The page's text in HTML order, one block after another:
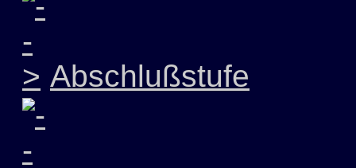
Abschlußstufe